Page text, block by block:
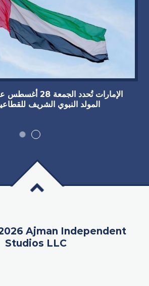
الإمارات تُحدد
المولد النبوي الشريف
Ajman Independent
Studios LLC